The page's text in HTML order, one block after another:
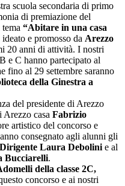
scuola secondaria di primo
di premiazione del
“Abitare in una casa
ideato e promosso da Arezzo
20 anni di attività. I nostri
e C hanno partecipato al
fino al 29 settembre saranno
della Ginestra a
del presidente di Arezzo
Arezzo casa Fabrizio
artistico del concorso e
consegnato agli alunni gli
Dirigente Laura Debolini e al
Bucciarelli.
della classe 2C,
concorso e ai nostri